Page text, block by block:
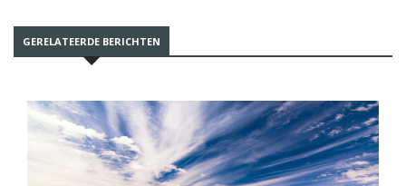
GERELATEERDE BERICHTEN